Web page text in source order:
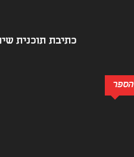
כתיבת תוכנית